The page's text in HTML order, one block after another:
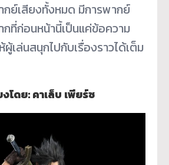
ย์เสียงทั้งหมด มีการพากย์
กที่ก่อนหน้านี้เป็นแค่ข้อความ
ผู้เล่นสนุกไปกับเรื่องราวได้เต็ม
โดย: คาเล็บ เพียร์ซ